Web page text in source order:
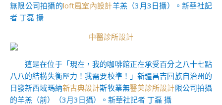
無限公司拍攝的loft風室內設計羊羔（3月3日攝）。新華社記
者 丁磊 攝
中醫診所設計
這是在位于「現在，我的咖啡館正在承受百分之八十七點
八八的結構失衡壓力！我需要校準！」新疆昌吉回族自治州的
日發新西域瑪納新古典設計斯牧業無醫美診所設計限公司拍攝
的羊羔（前）（3月3日攝）。新華社記者 丁磊 攝